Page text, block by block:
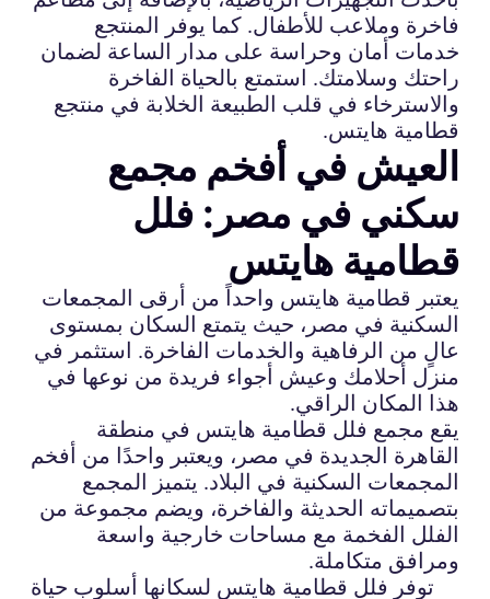
فاخرة وملاعب للأطفال. كما يوفر المنتجع
خدمات أمان وحراسة على مدار الساعة لضمان
راحتك وسلامتك. استمتع بالحياة الفاخرة
والاسترخاء في قلب الطبيعة الخلابة في منتجع
قطامية هايتس.
العيش في أفخم مجمع
سكني في مصر: فلل
قطامية هايتس
يعتبر قطامية هايتس واحداً من أرقى المجمعات
السكنية في مصر، حيث يتمتع السكان بمستوى
عالٍ من الرفاهية والخدمات الفاخرة. استثمر في
منزل أحلامك وعيش أجواء فريدة من نوعها في
هذا المكان الراقي.
يقع مجمع فلل قطامية هايتس في منطقة
القاهرة الجديدة في مصر، ويعتبر واحدًا من أفخم
المجمعات السكنية في البلاد. يتميز المجمع
بتصميماته الحديثة والفاخرة، ويضم مجموعة من
الفلل الفخمة مع مساحات خارجية واسعة
ومرافق متكاملة.
توفر فلل قطامية هايتس لسكانها أسلوب حياة